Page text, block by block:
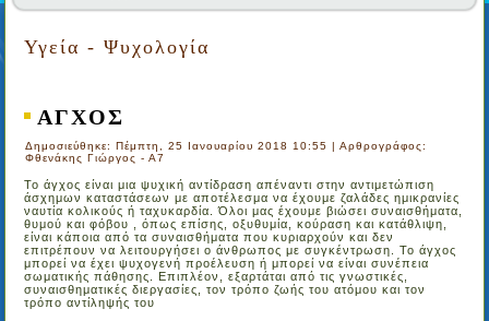
Υγεία - Ψυχολογία
ΑΓΧΟΣ
Δημοσιεύθηκε: Πέμπτη, 25 Ιανουαρίου 2018 10:55|Αρθρογράφος:
Φθενάκης Γιώργος - Α7
Το άγχος είναι μια ψυχική αντίδραση απέναντι στην αντιμετώπιση
άσχημων καταστάσεων με αποτέλεσμα να έχουμε ζαλάδες ημικρανίες
ναυτία κολικούς ή ταχυκαρδία. Όλοι μας έχουμε βιώσει συναισθήματα,
θυμού και φόβου , όπως επίσης, οξυθυμία, κούραση και κατάθλιψη,
είναι κάποια από τα συναισθήματα που κυριαρχούν και δεν
επιτρέπουν να λειτουργήσει ο άνθρωπος με συγκέντρωση. Το άγχος
μπορεί να έχει ψυχογενή προέλευση ή μπορεί να είναι συνέπεια
σωματικής πάθησης. Επιπλέον, εξαρτάται από τις γνωστικές,
συναισθηματικές διεργασίες, τον τρόπο ζωής του ατόμου και τον
τρόπο αντίληψής του